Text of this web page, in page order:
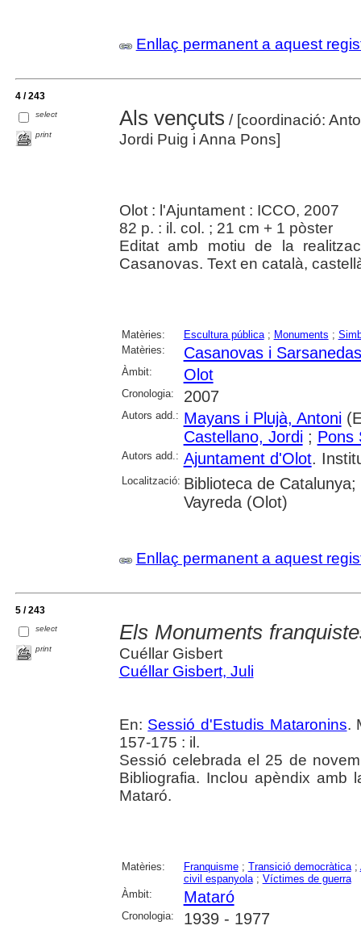
Enllaç permanent a aquest
4 / 243
select
print
Als vençuts / [coordinació:
Jordi Puig i Anna Pons]
Olot : l'Ajuntament : ICCO, 2007
82 p. : il. col. ; 21 cm + 1 pòster
Editat amb motiu de la
Casanovas. Text en català,
Matèries: Escultura pública; Monuments ;
Matèries:
Casanovas i
Àmbit: Olot
Cronologia: 2007
Autors add.: Mayans i Plujà, Antoni
Castellano, Jordi; Pons
Autors add.: Ajuntament d'Olot.
Localització: Biblioteca de
Vayreda (Olot)
Enllaç permanent a aquest
5 / 243
select
print
Els Monuments
Cuéllar Gisbert
Cuéllar Gisbert, Juli
En: Sessió d'Estudis Mataronins.
157-175 : il.
Sessió celebrada el 25 de
Bibliografia. Inclou apèndix amb
Mataró.
Matèries: Franquisme; Transició democràtica;
civil espanyola; Víctimes de guerra
Àmbit:
Mataró
Cronologia: 1939 - 1977